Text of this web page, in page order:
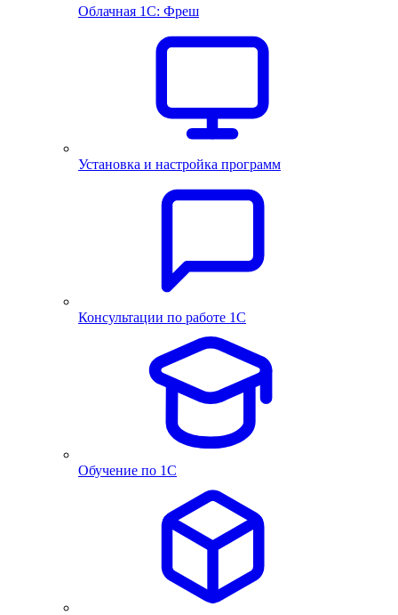
Облачная 1С: Фреш
Установка и настройка программ
Консультации по работе 1С
Обучение по 1С